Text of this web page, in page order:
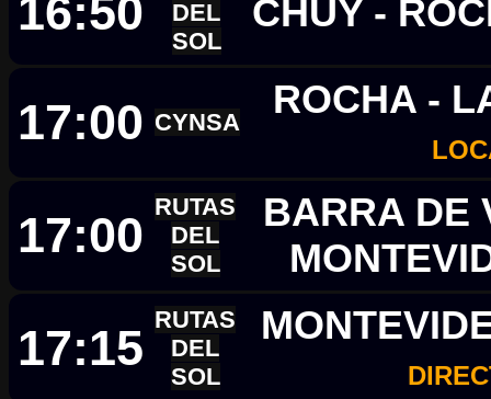
16:50
DEL
SOL
CHUY -
17:00 CYNSA
ROCHA -
17:00
RUTAS
DEL
SOL
BARRA DE
17:15
RUTAS
DEL
SOL